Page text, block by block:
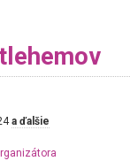
a ďalšie